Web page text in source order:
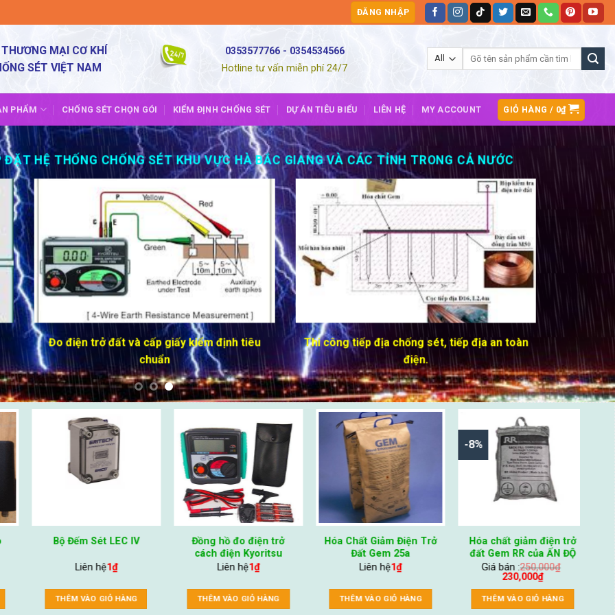
ĐĂNG NHẬP
MẠI CƠ KHÍ
SÉT VIỆT NAM
0353577766 - 0354534566
Hotline tư vấn miễn phí 24/7
Tìm
PHẨM CHỐNG SÉT CHỌN GÓI KIỂM ĐỊNH CHỐNG SÉT DỰ ÁN TIÊU BIỂU LIÊN HỆ MY ACCOUNT GIỎ HÀNG / 0₫
CUNG CẤP VẬT TƯ VÀ THI CÔNG CHỐNG SÉT HIỆN ĐẠI GIÁ RẺ!
THI CÔNG CHỐNG SÉT VẬT TƯ CHỐNG SÉT
Thuốc hàn hóa nhiệt
95,000₫ 85,000
THÊM VÀO GIỎ HÀNG
-9%
Tay kẹp khuôn hàn hóa
nhiệt GREENWELD
Liên hệ350,000₫
₫
THÊM VÀO GIỎ HÀNG
Cáp thoát sét M50, M70,
M90
Giá bán :1₫ 0₫
THÊM VÀO GIỎ HÀNG
Cáp thoát sét M50, M70,
M90
Giá bán :125,000₫
THÊM VÀO GIỎ HÀNG